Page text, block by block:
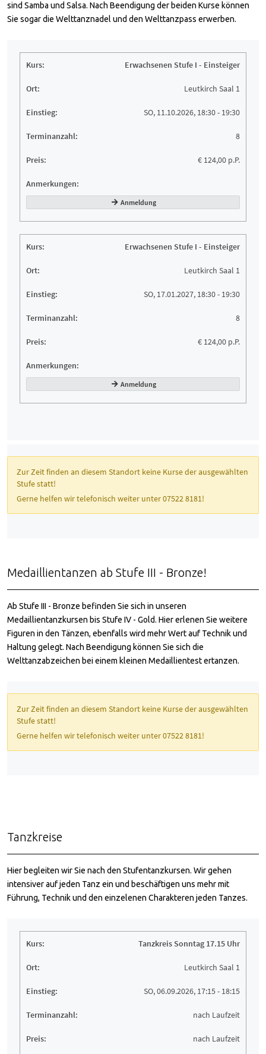
sind Samba und Salsa. Nach Beendigung der beiden Kurse können
Sie sogar die Welttanznadel und den Welttanzpass erwerben.
Medaillientanzen ab Stufe III - Bronze!
Ab Stufe III - Bronze befinden Sie sich in unseren
Medaillientanzkursen bis Stufe IV - Gold. Hier erlenen Sie weitere
Figuren in den Tänzen, ebenfalls wird mehr Wert auf Technik und
Haltung gelegt. Nach Beendigung können Sie sich die
Welttanzabzeichen bei einem kleinen Medaillientest ertanzen.
Tanzkreise
Hier begleiten wir Sie nach den Stufentanzkursen. Wir gehen
intensiver auf jeden Tanz ein und beschäftigen uns mehr mit
Führung, Technik und den einzelenen Charakteren jeden Tanzes.